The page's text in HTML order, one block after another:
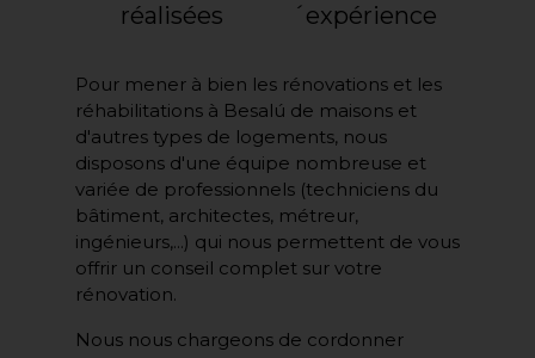
réalisées
´expérience
Pour mener à bien les rénovations et les
réhabilitations à Besalú de maisons et
d'autres types de logements, nous
disposons d'une équipe nombreuse et
variée de professionnels (techniciens du
bâtiment, architectes, métreur,
ingénieurs,...) qui nous permettent de vous
offrir un conseil complet sur votre
rénovation.
Nous nous chargeons de cordonner